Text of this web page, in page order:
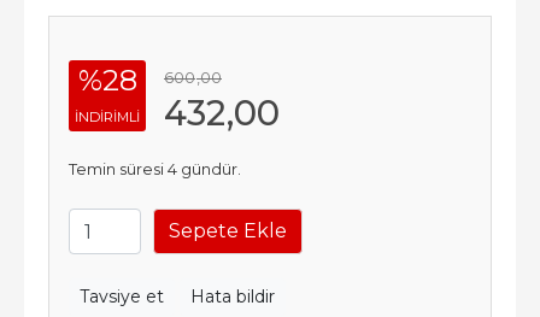
%28
INDIRIMLI
600,00
432,00
Temin süresi 4 gündür.
Sepete Ekle
Tavsiye et Hata bildir